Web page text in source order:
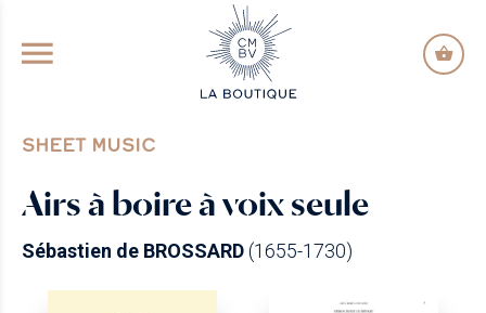
GO TO PRINCIPAL CONTENT
SHEET MUSIC
Airs à boire à voix seule
Sébastien de BROSSARD(1655-1730)